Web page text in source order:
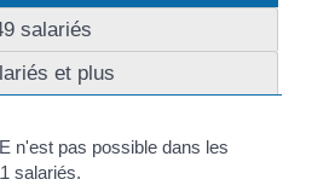
salariés
et plus
n'est pas possible dans les
salariés.